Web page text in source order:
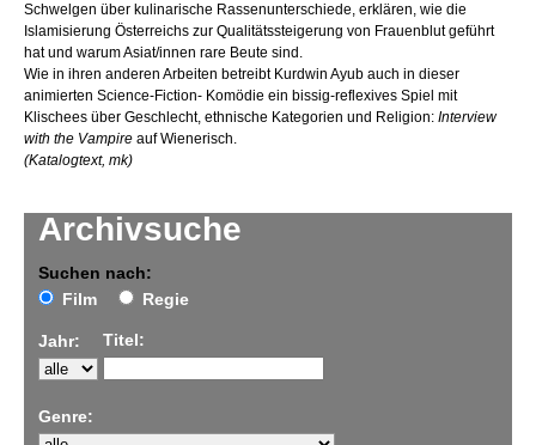
Archivsuche
Suchen nach:
Film
Regie
Jahr: Titel:
Genre:
Schwelgen über kulinarische Rassenunterschiede, erklären, wie die
Islamisierung Österreichs zur Qualitätssteigerung von Frauenblut geführt
hat und warum Asiat/innen rare Beute sind.
Wie in ihren anderen Arbeiten betreibt Kurdwin Ayub auch in dieser
animierten Science-Fiction- Komödie ein bissig-reflexives Spiel mit
Klischees über Geschlecht, ethnische Kategorien und Religion: Interview
with the Vampire auf Wienerisch.
(Katalogtext, mk)